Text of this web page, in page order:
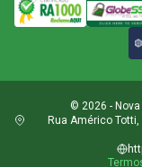
© 2026 -
Rua Américo